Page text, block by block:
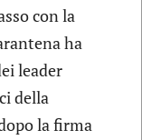
con la
ha
leader
della
la firma